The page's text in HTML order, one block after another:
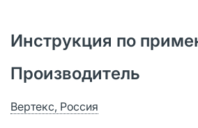
Инструкция по
Производитель
Вертекс, Россия